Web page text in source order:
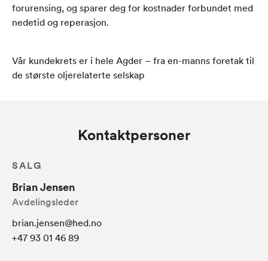
forurensing, og sparer deg for kostnader forbundet med
nedetid og reperasjon.
Vår kundekrets er i hele Agder – fra en-manns foretak til
de største oljerelaterte selskap​
Kontaktpersoner
SALG
Brian Jensen
Avdelingsleder
brian.jensen@hed.no
+47 93 01 46 89